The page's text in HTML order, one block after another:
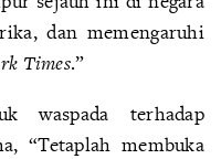
dan memengaruhi
Times.”
waspada terhadap
“Tetaplah membuka